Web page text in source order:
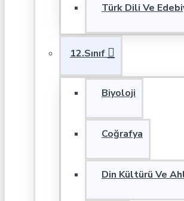
Türk Dili Ve
12.Sınıf
Biyoloji
Coğrafya
Din Kültürü Ve